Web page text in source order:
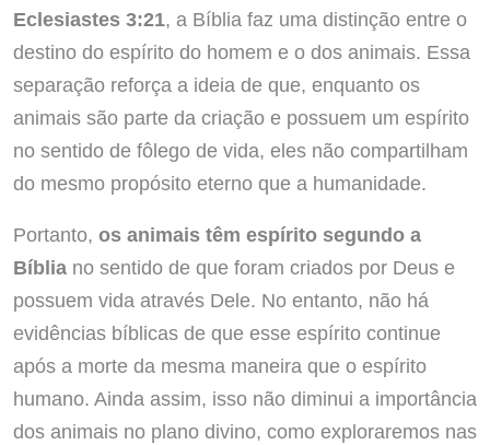
Eclesiastes 3:21, a Bíblia faz uma distinção entre o
destino do espírito do homem e o dos animais. Essa
separação reforça a ideia de que, enquanto os
animais são parte da criação e possuem um espírito
no sentido de fôlego de vida, eles não compartilham
do mesmo propósito eterno que a humanidade.
Portanto, os animais têm espírito segundo a
Bíbliano sentido de que foram criados por Deus e
possuem vida através Dele. No entanto, não há
evidências bíblicas de que esse espírito continue
após a morte da mesma maneira que o espírito
humano. Ainda assim, isso não diminui a importância
dos animais no plano divino, como exploraremos nas